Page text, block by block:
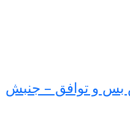
بس و توافق – جنبش